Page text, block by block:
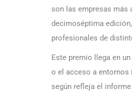
son las empresas más
decimoséptima
profesionales de
Este premio llega en
o el acceso a entornos
según refleja el informe